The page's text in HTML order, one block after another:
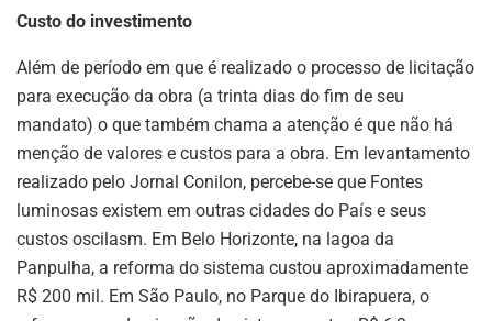
Custo do investimento
Além de período em que é realizado o processo de licitação
para execução da obra (a trinta dias do fim de seu
mandato) o que também chama a atenção é que não há
menção de valores e custos para a obra. Em levantamento
realizado pelo Jornal Conilon, percebe-se que Fontes
luminosas existem em outras cidades do País e seus
custos oscilasm. Em Belo Horizonte, na lagoa da
Panpulha, a reforma do sistema custou aproximadamente
R$ 200 mil. Em São Paulo, no Parque do Ibirapuera, o